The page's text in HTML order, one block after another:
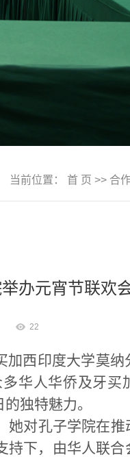
当前位置： 首 页 >> 合
办元宵节联欢
22
加西印度大学莫
华人华侨及牙买
独特魅力。
她对孔子学院在
持下，由华人联